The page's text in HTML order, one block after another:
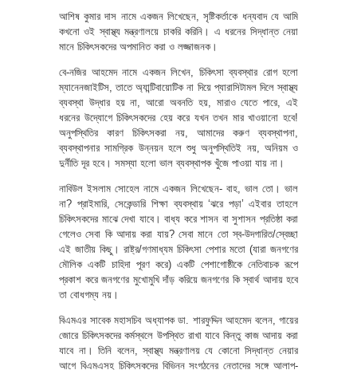
আশিষ কুমার দাস নামে একজন লিখেছেন, সৃষ্টিকর্তাকে ধন্যবাদ যে আমি
কখনো ওই স্বাস্থ্য মন্ত্রণালয়ে চাকরি করিনি। এ ধরনের সিদ্ধান্ত নেয়া
মানে চিকিৎসকদের অপমানিত করা ও লজ্জাজনক।
বে-নজির আহমেদ নামে একজন লিখেন, চিকিৎসা ব্যবস্থার রোগ হলো
ম্যানেনজাইটিস, তাতে অ্যান্টিবায়োটিক না দিয়ে প্যারাসিটামল দিলে স্বাস্থ্য
ব্যবস্থা উদ্ধার হয় না, আরো অবনতি হয়, মারাও যেতে পারে, এই
ধরনের উদ্যোগে চিকিৎসকদের হেয় করে যখন তখন মার খাওয়ানো হবে!
অনুপস্থিতির কারণ চিকিৎসকরা নয়, আমাদের করুণ ব্যবস্থাপনা,
ব্যবস্থাপনার সামগ্রিক উন্নয়ন হলে শুধু অনুপস্থিতিই নয়, অনিয়ম ও
দুর্নীতি দূর হবে। সমস্যা হলো ভাল ব্যবস্থাপক খুঁজে পাওয়া যায় না।
নাবিউল ইসলাম সোহেল নামে একজন লিখেছেন- বাহ, ভাল তো। ভাল
না? প্রাইমারি, সেকেন্ডারি শিক্ষা ব্যবস্থায় ‘ঝরে পড়া’ এইবার তাহলে
চিকিৎসকদের মাঝে দেখা যাবে। বাধ্য করে শাসন বা সুশাসন প্রতিষ্ঠা করা
গেলেও সেবা কি আদায় করা যায়? সেবা মানে তো স্ব-উদগারিত/স্বেচ্ছা
এই জাতীয় কিছু। রাষ্ট্র/গণমাধ্যম চিকিৎসা পেশার মতো (যারা জনগণের
মৌলিক একটি চাহিদা পূরণ করে) একটি পেশাগোষ্ঠীকে নেতিবাচক রূপে
প্রকাশ করে জনগণের মুখোমুখি দাঁড় করিয়ে জনগণের কি স্বার্থ আদায় হবে
তা বোধগম্য নয়।
বিএমএর সাবেক মহাসচিব অধ্যাপক ডা. শারফুদ্দিন আহমেদ বলেন, গায়ের
জোরে চিকিৎসকদের কর্মস্থলে উপস্থিত রাখা যাবে কিন্তু কাজ আদায় করা
যাবে না। তিনি বলেন, স্বাস্থ্য মন্ত্রণালয় যে কোনো সিদ্ধান্ত নেয়ার
আগে বিএমএসহ চিকিৎসকদের বিভিন্ন সংগঠনের নেতাদের সঙ্গে আলাপ-